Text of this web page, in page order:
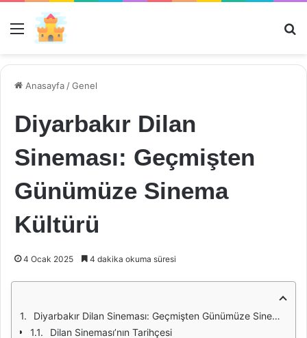
Menü
Anasayfa /Genel
Diyarbakır Dilan
Sineması: Geçmişten
Günümüze Sinema
Kültürü
4 Ocak 2025 4 dakika okuma süresi
Diyarbakır Dilan Sineması: Geçmişten Günümüze Sinema Kültürü
Dilan Sineması’nın Tarihçesi